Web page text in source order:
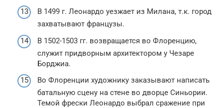
В 1499 г. Леонардо уезжает из Милана, т.к. город
захватывают французы.
В 1502-1503 гг. возвращается во Флоренцию,
служит придворным архитектором у Чезаре
Борджиа.
Во Флоренции художнику заказывают написать
батальную сцену на стене во дворце Синьории.
Темой фрески Леонардо выбрал сражение при